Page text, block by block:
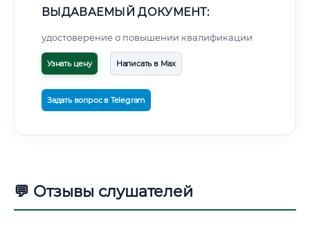
ВЫДАВАЕМЫЙ ДОКУМЕНТ:
удостоверение о повышении квалификации
Узнать цену Написать в Max
Задать вопрос в Telegram
💬 Отзывы слушателей